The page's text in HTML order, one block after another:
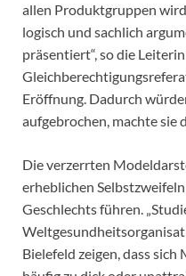
allen Produktgruppen
logisch und sachlich
präsentiert“, so die
Eröffnung. Dadurch
aufgebrochen, machte sie
Die verzerrten
erheblichen
Geschlechts führen.
Bielefeld zeigen, dass